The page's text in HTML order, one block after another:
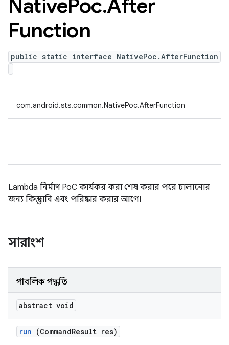
NativePoc.After
Function
public static interface NativePoc.AfterFunction
com.android.sts.common.NativePoc.AfterFunction
Lambda নির্মাণ PoC কার্যকর করা শেষ করার পরে চালানোর
জন্য কিন্তু দাবি এবং পরিষ্কার করার আগে।
সারাংশ
পাবলিক পদ্ধতি
abstract void
run (CommandResult res)